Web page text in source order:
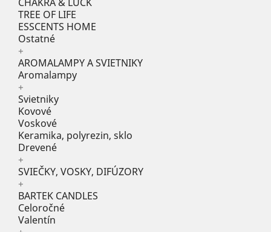
TREE OF LIFE
ESSCENTS HOME
Ostatné
+
AROMALAMPY A SVIETNIKY
Aromalampy
+
Svietniky
Kovové
Voskové
Keramika, polyrezin, sklo
Drevené
+
SVIEČKY, VOSKY, DIFÚZORY
+
BARTEK CANDLES
Celoročné
Valentín